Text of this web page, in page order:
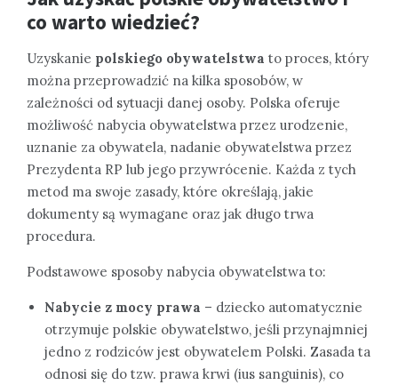
co warto wiedzieć?
Uzyskanie polskiego obywatelstwa to proces, który
można przeprowadzić na kilka sposobów, w
zależności od sytuacji danej osoby. Polska oferuje
możliwość nabycia obywatelstwa przez urodzenie,
uznanie za obywatela, nadanie obywatelstwa przez
Prezydenta RP lub jego przywrócenie. Każda z tych
metod ma swoje zasady, które określają, jakie
dokumenty są wymagane oraz jak długo trwa
procedura.
Podstawowe sposoby nabycia obywatelstwa to:
Nabycie z mocy prawa – dziecko automatycznie
otrzymuje polskie obywatelstwo, jeśli przynajmniej
jedno z rodziców jest obywatelem Polski. Zasada ta
odnosi się do tzw. prawa krwi (ius sanguinis), co